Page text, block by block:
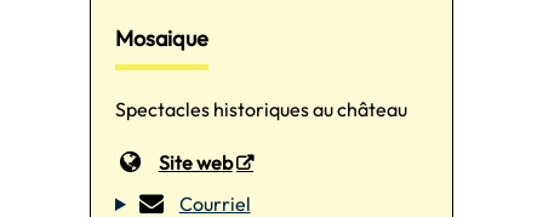
Mosaique
Spectacles historiques au château
Site web
Courriel